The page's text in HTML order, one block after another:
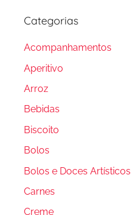
Categorias
Acompanhamentos
Aperitivo
Arroz
Bebidas
Biscoito
Bolos
Bolos e Doces Artísticos
Carnes
Creme